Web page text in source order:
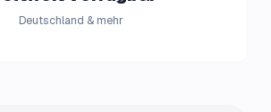
Deutschland & mehr